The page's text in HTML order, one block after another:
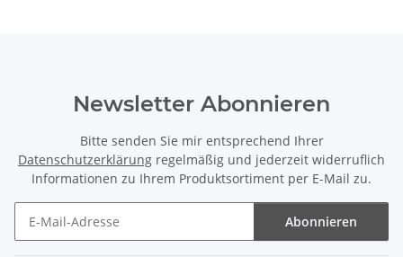
Newsletter Abonnieren
Bitte senden Sie mir entsprechend Ihrer
Datenschutzerklärung regelmäßig und jederzeit widerruflich
Informationen zu Ihrem Produktsortiment per E-Mail zu.
Abonnieren